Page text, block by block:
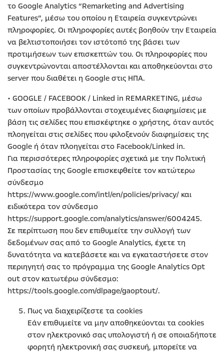
το Google Analytics “Remarketing and Advertising
Features”, μέσω του οποίου η Εταιρεία συγκεντρώνει
πληροφορίες. Οι πληροφορίες αυτές βοηθούν την Εταιρεία
να βελτιστοποιήσει τον ιστότοπό της βάσει των
προτιμήσεων των επισκεπτών του. Οι πληροφορίες που
συγκεντρώνονται αποστέλλονται και αποθηκεύονται στο
server που διαθέτει η Google στις ΗΠΑ.
• GOOGLE / FACEBOOK / Linked in REMARKETING, μέσω
των οποίων προβάλλονται στοχευμένες διαφημίσεις με
βάση τις σελίδες που επισκέφτηκε ο χρήστης, όταν αυτός
πλοηγείται στις σελίδες που φιλοξενούν διαφημίσεις της
Google ή όταν πλοηγείται στο Facebook/Linked in.
Για περισσότερες πληροφορίες σχετικά με την Πολιτική
Προστασίας της Google επισκεφθείτε τον κατώτερω
σύνδεσμο
https://www.google.com/intl/en/policies/privacy/ και
ειδικότερα τον σύνδεσμο
https://support.google.com/analytics/answer/6004245.
Σε περίπτωση που δεν επιθυμείτε την συλλογή των
δεδομένων σας από το Google Analytics, έχετε τη
δυνατότητα να κατεβάσετε και να εγκαταστήσετε στον
περιηγητή σας το πρόγραμμα της Google Analytics Opt
out στον κατωτέρω σύνδεσμο:
https://tools.google.com/dlpage/gaoptout/.
Πως να διαχειρίζεστε τα cookies
Εάν επιθυμείτε να μην αποθηκεύονται τα cookies
στον ηλεκτρονικό σας υπολογιστή ή σε οποιαδήποτε
φορητή ηλεκτρονική σας συσκευή, μπορείτε να